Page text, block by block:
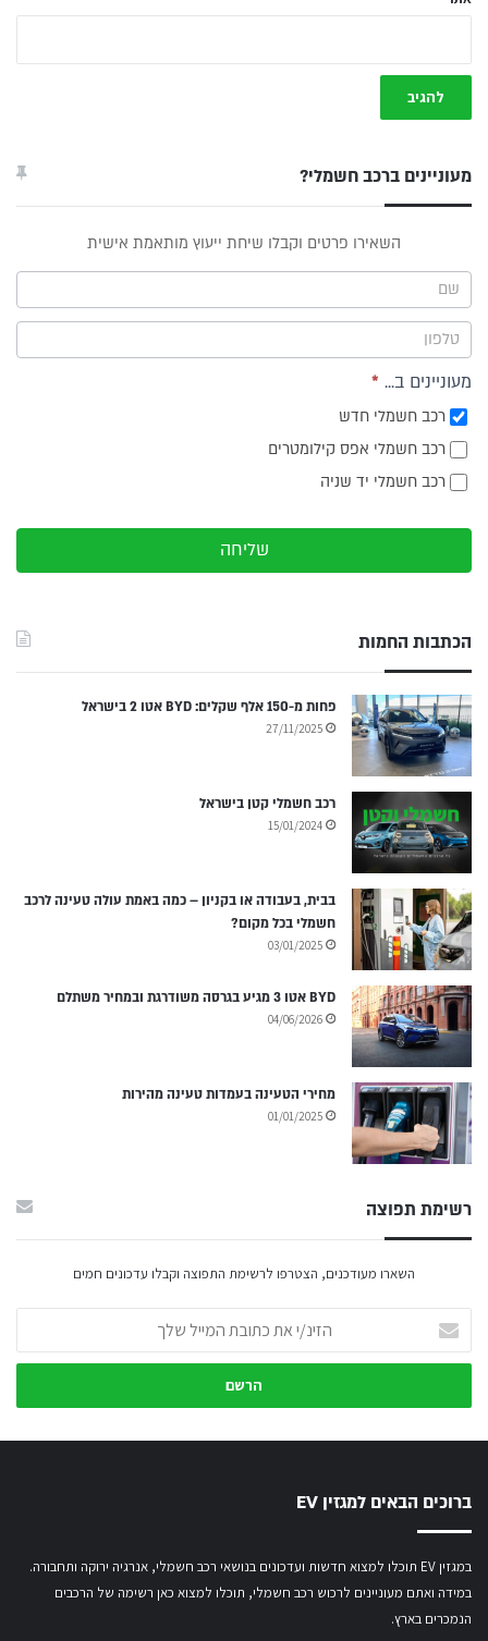
מעוניינים ברכב חשמלי?
תפריט
צד
השאירו פרטים וקבלו שיחת ייעוץ מותאמת אישית
מעוניינים ב... *
רכב חשמלי חדש
רכב חשמלי אפס קילומטרים
רכב חשמלי יד שניה
שליחה
הכתבות החמות
פחות מ-150 אלף שקלים: BYD אטו 2 בישראל
27/11/2025
רכב חשמלי קטן בישראל
15/01/2024
בבית, בעבודה או בקניון – כמה באמת עולה טעינה לרכב
חשמלי בכל מקום?
03/01/2025
BYD אטו 3 מגיע בגרסה משודרגת ובמחיר משתלם
04/06/2026
מחירי הטעינה בעמדות טעינה מהירות
01/01/2025
רשימת תפוצה
השארו מעודכנים, הצטרפו לרשימת התפוצה וקבלו עדכונים חמים
את
כתובת
שלך
ברוכים הבאים למגזין EV
במגזין EV תוכלו למצוא חדשות ועדכונים בנושאי רכב חשמלי, אנרגיה ירוקה ותחבורה.
במידה ואתם מעוניינים לרכוש רכב חשמלי, תוכלו למצוא כאן רשימה של הרכבים
הנמכרים בארץ.